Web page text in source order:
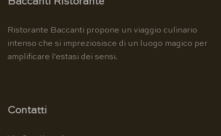
Ristorante Baccanti propone un viaggio culinario
intenso che si impreziosisce di un luogo magico per
amplificare l'estasi dei sensi.
Contatti